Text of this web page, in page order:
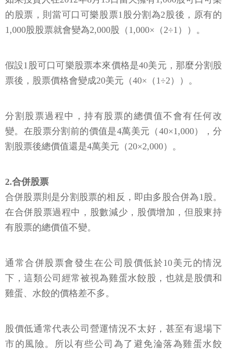
的股票，則當可口可樂股票1股分割為2股後，原有的
1,000股股票就會變為2,000股（1,000×（2÷1））。
假設1股可口可樂股票本來價格是40美元，那麼分割股
票後，股票價格會變成20美元（40×（1÷2））。
分割股票過程中，持有股票的總價值不會有任何改
變。在股票分割前的價值是4萬美元（40×1,000），分
割股票後總價值還是4萬美元（20×2,000）。
2.合併股票
合併股票則是分割股票的相反，即由多股合併為1股。
在合併股票過程中，股數減少，股價增加，但股東持
有股票的總價值不變。
通常合併股票會發生在公司股價低於10美元的情況
下，這類公司經常被視為雞蛋水餃股，也就是股價和
雞蛋、水餃的價格差不多。
股價低通常代表公司營運情況不太好，甚至有退場下
市的風險。所以有些公司為了避免淪落為雞蛋水餃